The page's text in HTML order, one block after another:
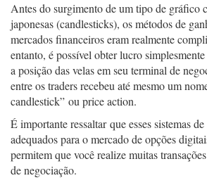
Antes do surgimento de um tipo de gráfico
japonesas (candlesticks), os métodos de
mercados financeiros eram realmente
entanto, é possível obter lucro
a posição das velas em seu terminal de
entre os traders recebeu até mesmo um
candlestick” ou price action.
É importante ressaltar que esses sistemas
adequados para o mercado de opções
permitem que você realize muitas
de negociação.